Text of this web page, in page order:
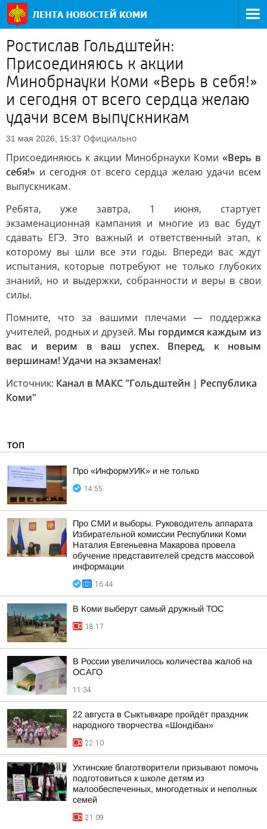
Ростислав Гольдштейн:
Присоединяюсь к акции
Минобрнауки Коми «Верь в себя!»
и сегодня от всего сердца желаю
удачи всем выпускникам
31 мая 2026, 15:37 Официально
Присоединяюсь к акции Минобрнауки Коми «Верь в
себя!» и сегодня от всего сердца желаю удачи всем
выпускникам.
Ребята, уже завтра, 1 июня, стартует
экзаменационная кампания и многие из вас будут
сдавать ЕГЭ. Это важный и ответственный этап, к
которому вы шли все эти годы. Впереди вас ждут
испытания, которые потребуют не только глубоких
знаний, но и выдержки, собранности и веры в свои
силы.
Помните, что за вашими плечами — поддержка
учителей, родных и друзей. Мы гордимся каждым из
вас и верим в ваш успех. Вперед, к новым
вершинам! Удачи на экзаменах!
Источник: Канал в МАКС "Гольдштейн | Республика
Коми"
ТОП
Про «ИнформУИК» и не только
14:55
Про СМИ и выборы. Руководитель аппарата
Избирательной комиссии Республики Коми
Наталия Евгеньевна Макарова провела
обучение представителей средств массовой
информации
16:44
В Коми выберут самый дружный ТОС
18:17
В России увеличилось количества жалоб на
ОСАГО
11:34
22 августа в Сыктывкаре пройдёт праздник
народного творчества «Шондібан»
22:10
Ухтинские благотворители призывают помочь
подготовиться к школе детям из
малообеспеченных, многодетных и неполных
семей
21:09